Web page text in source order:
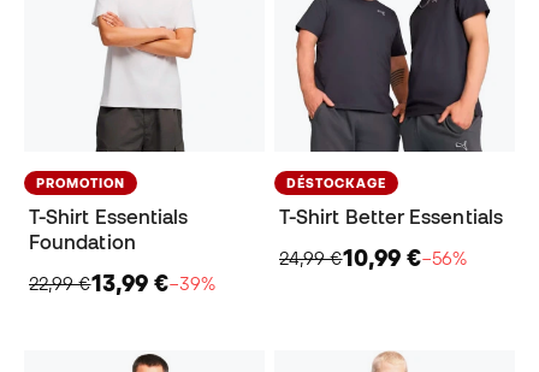
PROMOTION
T-Shirt Essentials
Foundation
22,99 €13,99 €−39%
DÉSTOCKAGE
T-Shirt Better Essentials
24,99 €10,99 €−56%